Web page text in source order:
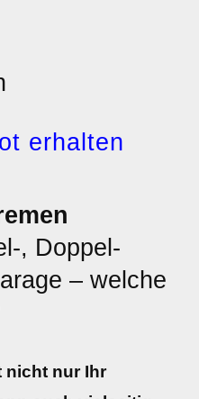
erhalten
, Doppel-
– welche
nicht nur Ihr